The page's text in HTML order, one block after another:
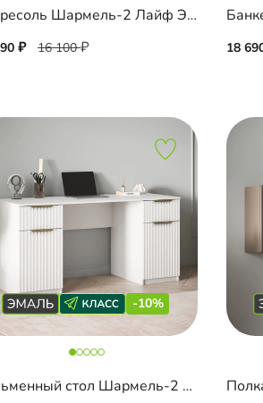
Антресоль Шармель-2 Лайф Эмаль навесная
16 100 18
-10%
Письменный стол Шармель-2 Лайф Эмаль